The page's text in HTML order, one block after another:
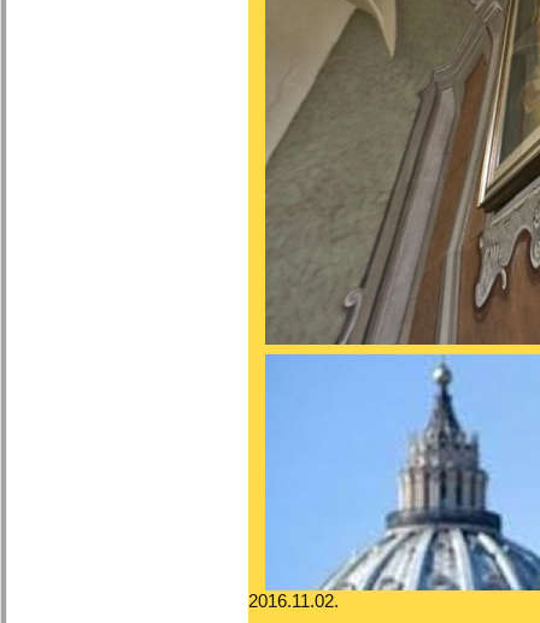
2016.11.02.